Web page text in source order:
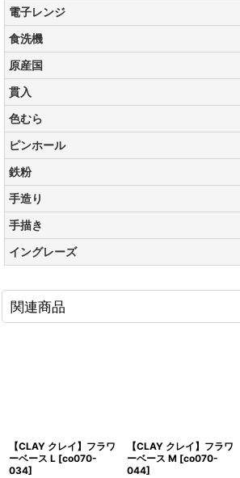
電子レンジ
食洗機
原産国
貫入
色むら
ピンホール
鉄粉
手造り
手描き
イングレーズ
関連商品
【CLAY クレイ】フラワ
ーベース L [co070-
034]
【CLAY クレイ】フラワ
ーベース M [co070-
044]